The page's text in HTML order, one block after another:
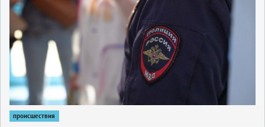
происшествия